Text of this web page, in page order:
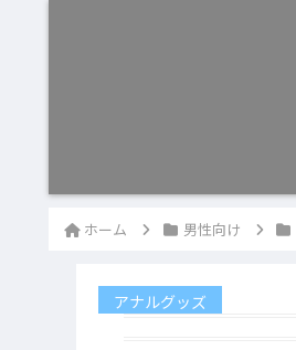
ホーム 男性向け
アナルグッズ